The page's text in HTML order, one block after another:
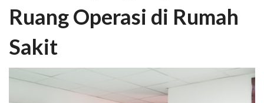
Ruang Operasi di Rumah
Sakit